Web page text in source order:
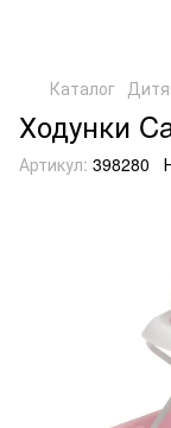
Каталог
Ходунки
Артикул: 398280